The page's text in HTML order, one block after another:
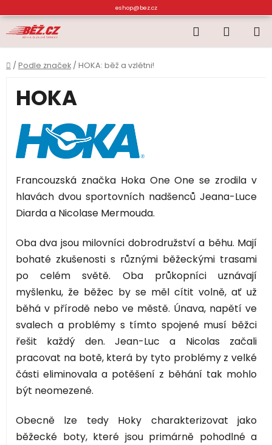
na
obsah
eshop@bez.cz
Hledat
KOŠÍK
Domů
/ Podle značek / HOKA: běž a vzlétni!
HOKA
Francouzská značka Hoka One One se zrodila v
hlavách dvou sportovních nadšenců Jeana-Luce
Diarda a Nicolase Mermouda.
Oba dva jsou milovníci dobrodružství a běhu. Mají
bohaté zkušenosti s různými běžeckými trasami
po celém světě. Oba průkopníci uznávají
myšlenku, že běžec by se měl cítit volně, ať už
běhá v přírodě nebo ve městě. Únava, napětí ve
svalech a problémy s tímto spojené musí běžci
řešit každý den. Jean-Luc a Nicolas začali
pracovat na botě, která by tyto problémy z velké
části eliminovala a potěšení z běhání tak mohlo
být neomezené.
Obecně lze tedy Hoky charakterizovat jako
běžecké boty, které jsou primárně pohodlné a